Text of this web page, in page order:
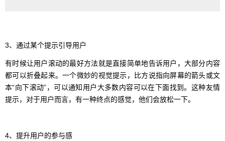
3、通过某个提示引导用户
有时候让用户滚动的最好方法就是直接简单地告诉用户，大部分内容
都可以折叠起来。一个微妙的视觉提示，比方说指向屏幕的箭头或文
本“向下滚动”，可以通知用户大多数内容可以在下面找到。这种友情
提示，对于用户而言，有一种终点的感觉，他们会放松一下。
4、提升用户的参与感